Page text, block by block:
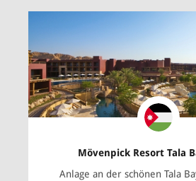
Mövenpick Resort Tala
Anlage an der schönen Tala